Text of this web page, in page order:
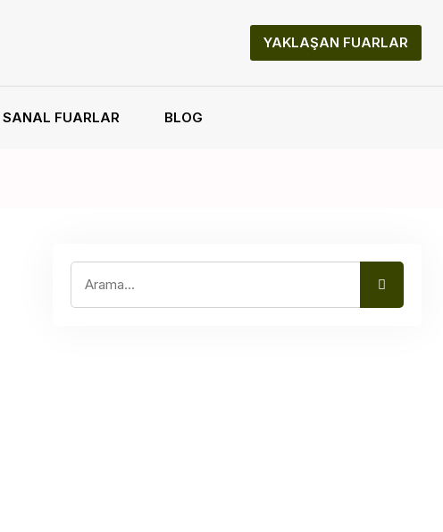
YAKLAŞAN FUARLAR
SANAL FUARLAR BLOG